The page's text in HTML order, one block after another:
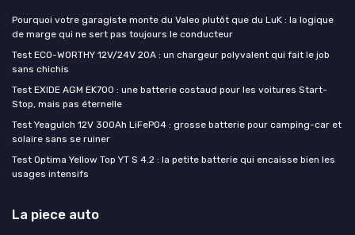
Pourquoi votre garagiste monte du Valeo plutôt que du LuK : la logique
de marge qui ne sert pas toujours le conducteur
Test ECO-WORTHY 12V/24V 20A : un chargeur polyvalent qui fait le job
sans chichis
Test EXIDE AGM EK700 : une batterie costaud pour les voitures Start-
Stop, mais pas éternelle
Test Yeagulch 12V 300Ah LiFePO4 : grosse batterie pour camping-car et
solaire sans se ruiner
Test Optima Yellow Top YT S 4.2 : la petite batterie qui encaisse bien les
usages intensifs
La piece auto